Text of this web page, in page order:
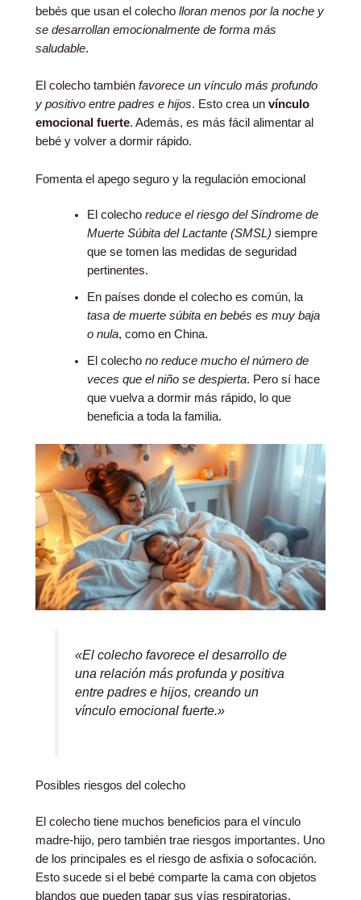
bebés que usan el colecho lloran menos por la noche y
se desarrollan emocionalmente de forma más
saludable.
El colecho también favorece un vínculo más profundo
y positivo entre padres e hijos. Esto crea un vínculo
emocional fuerte. Además, es más fácil alimentar al
bebé y volver a dormir rápido.
Fomenta el apego seguro y la regulación emocional
El colecho reduce el riesgo del Síndrome de
Muerte Súbita del Lactante (SMSL) siempre
que se tomen las medidas de seguridad
pertinentes.
En países donde el colecho es común, la
tasa de muerte súbita en bebés es muy baja
o nula, como en China.
El colecho no reduce mucho el número de
veces que el niño se despierta. Pero sí hace
que vuelva a dormir más rápido, lo que
beneficia a toda la familia.
«El colecho favorece el desarrollo de
una relación más profunda y positiva
entre padres e hijos, creando un
vínculo emocional fuerte.»
Posibles riesgos del colecho
El colecho tiene muchos beneficios para el vínculo
madre-hijo, pero también trae riesgos importantes. Uno
de los principales es el riesgo de asfixia o sofocación.
Esto sucede si el bebé comparte la cama con objetos
blandos que pueden tapar sus vías respiratorias.